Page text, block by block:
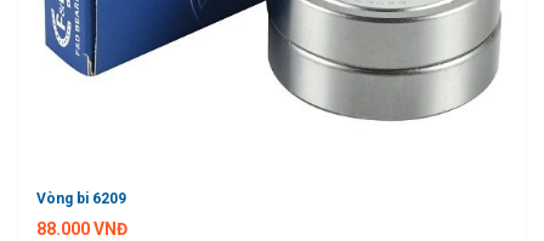
Vòng bi 6209
88.000 VNĐ